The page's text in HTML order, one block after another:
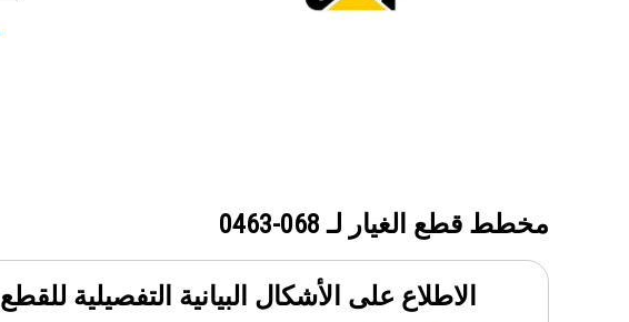
مخطط قطع الغيار لـ 068-0463
الاطلاع على الأشكال البيانية التفصيلية للقطع